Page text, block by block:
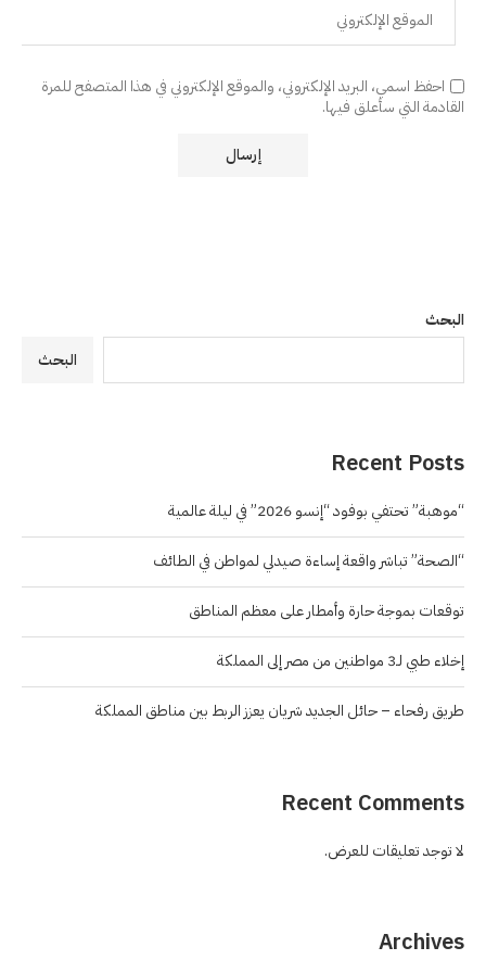
احفظ اسمي، البريد الإلكتروني، والموقع الإلكتروني في هذا المتصفح للمرة
القادمة التي سأعلق فيها.
البحث
البحث
Recent Posts
“موهبة” تحتفي بوفود “إنسو 2026” في ليلة عالمية
“الصحة” تباشر واقعة إساءة صيدلي لمواطن في الطائف
توقعات بموجة حارة وأمطار على معظم المناطق
إخلاء طبي لـ3 مواطنين من مصر إلى المملكة
طريق رفحاء – حائل الجديد شريان يعزز الربط بين مناطق المملكة
Recent Comments
لا توجد تعليقات للعرض.
Archives